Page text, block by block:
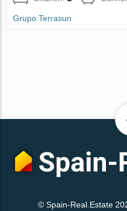
Grupo Terrasun
© Spain-Real.Estate